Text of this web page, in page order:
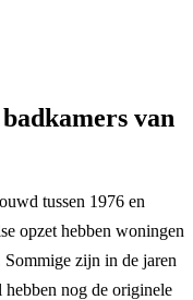
van
tussen 1976 en
opzet hebben woningen
zijn in de jaren
hebben nog de originele